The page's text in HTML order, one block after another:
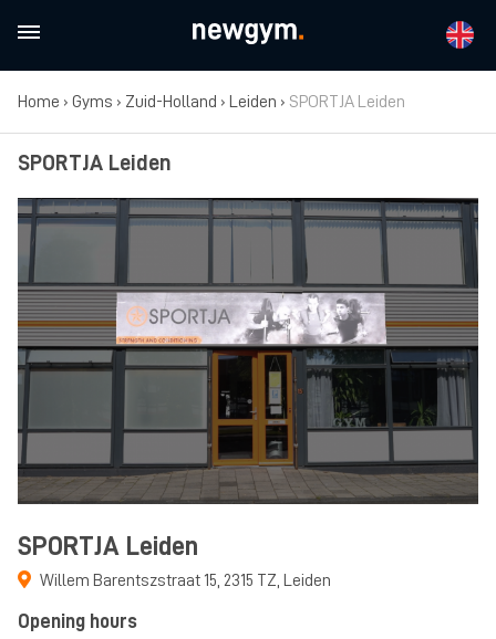
Home › Gyms › Zuid-Holland › Leiden › SPORTJA Leiden
SPORTJA Leiden
SPORTJA Leiden
Willem Barentszstraat 15, 2315 TZ, Leiden
Opening hours